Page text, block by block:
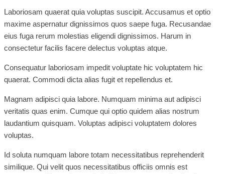
Laboriosam quaerat quia voluptas suscipit. Accusamus et optio
maxime aspernatur dignissimos quos saepe fuga. Recusandae
eius fuga rerum molestias eligendi dignissimos. Harum in
consectetur facilis facere delectus voluptas atque.
Consequatur laboriosam impedit voluptate hic voluptatem hic
quaerat. Commodi dicta alias fugit et repellendus et.
Magnam adipisci quia labore. Numquam minima aut adipisci
veritatis quas enim. Cumque qui optio quidem alias nostrum
laudantium quisquam. Voluptas adipisci voluptatem dolores
voluptas.
Id soluta numquam labore totam necessitatibus reprehenderit
similique. Qui velit quos necessitatibus officiis omnis est